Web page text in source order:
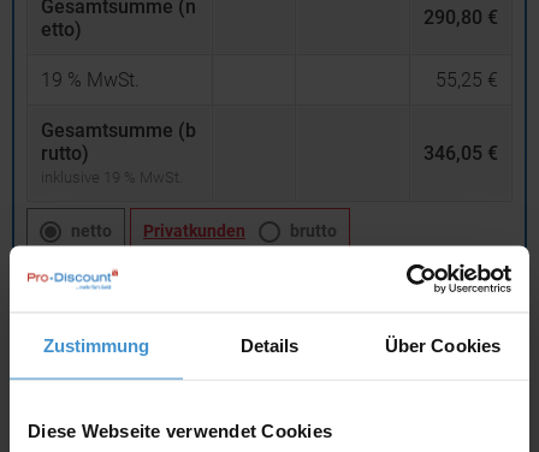
Zustimmung Details Über Cookies
Diese Webseite verwendet Cookies
Gesamtsumme (n
etto)
290,80 €
19 % MwSt. 55,25 €
Gesamtsumme (b
rutto)
inklusive 19 % MwSt.
346,05 €
netto Privatkunden brutto
Angebot drucken